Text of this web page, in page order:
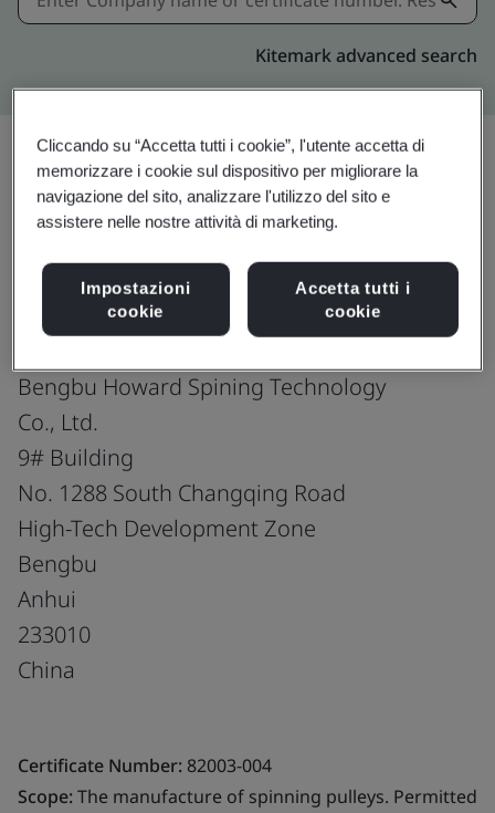
Kitemark advanced search
Condividi:
IATF 16949:2016
Bengbu Howard Spining Technology
Co., Ltd.
9# Building
No. 1288 South Changqing Road
High-Tech Development Zone
Bengbu
Anhui
233010
China
Certificate Number: 82003-004
Scope:The manufacture of spinning pulleys. Permitted
Cliccando su “Accetta tutti i cookie”, l'utente accetta di
memorizzare i cookie sul dispositivo per migliorare la
navigazione del sito, analizzare l'utilizzo del sito e
assistere nelle nostre attività di marketing.
Impostazioni
cookie
Accetta tutti i
cookie